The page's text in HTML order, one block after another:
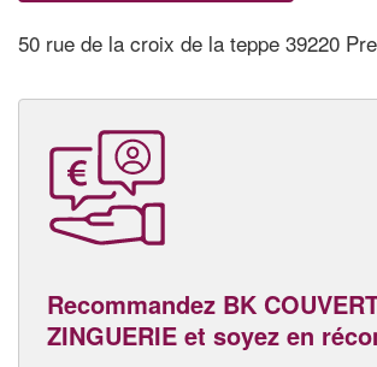
50 rue de la croix de la teppe 39220
Recommandez BK
ZINGUERIE et soyez en